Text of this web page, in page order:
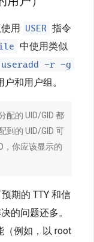
用 USER 指令
中使用类似
useradd -r -g
和用户组。
配的 UID/GID 都
到的 UID/GID 可
，你应该显示的
期的 TTY 和信
的问题还多。
（例如，以 root